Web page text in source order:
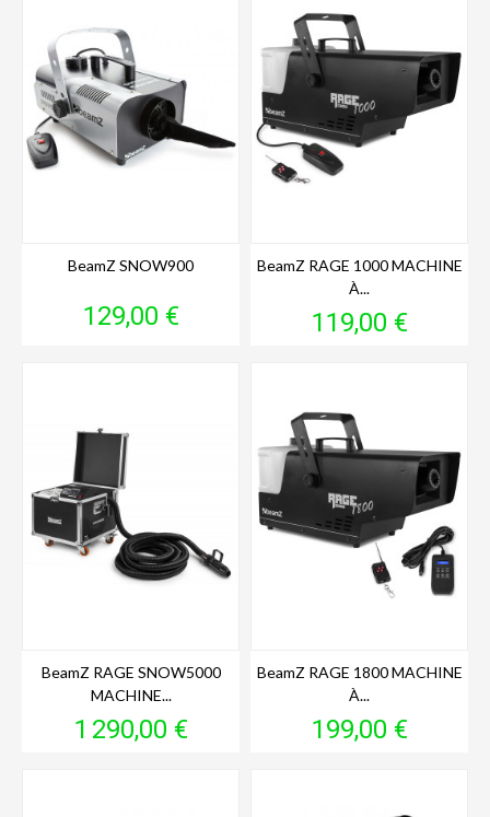
BeamZ SNOW900
Prix
129,00 €
BeamZ RAGE 1000 MACHINE
À...
Prix
119,00 €
BeamZ RAGE SNOW5000
MACHINE...
Prix
1 290,00 €
BeamZ RAGE 1800 MACHINE
À...
Prix
199,00 €